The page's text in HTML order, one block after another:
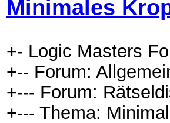
Minimales
+- Logic Masters
+-- Forum:
+--- Forum:
+--- Thema: